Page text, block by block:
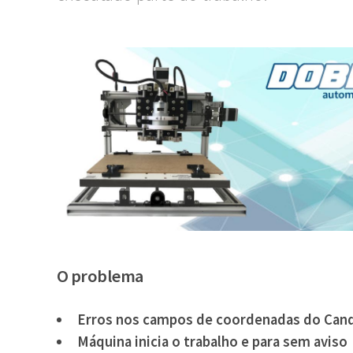
O problema
Erros nos campos de coordenadas do
Máquina inicia o trabalho e para sem aviso